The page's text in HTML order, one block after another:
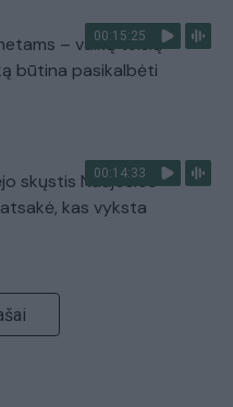
00:15:25
– vaikų teisių
būtina pasikalbėti
00:14:33
skųstis Naujosios
kas vyksta